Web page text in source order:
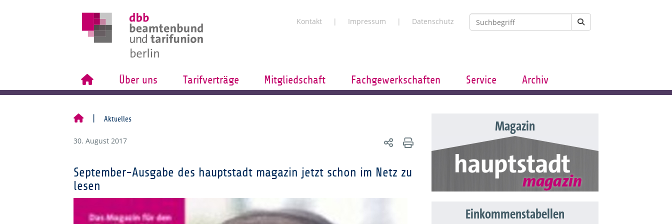
Kontakt Impressum Datenschutz
Über uns Tarifverträge Mitgliedschaft Fachgewerkschaften Service Archiv
Aktuelles
30. August 2017
September-Ausgabe des hauptstadt magazin jetzt schon im Netz zu
lesen
Magazin
Einkommenstabellen